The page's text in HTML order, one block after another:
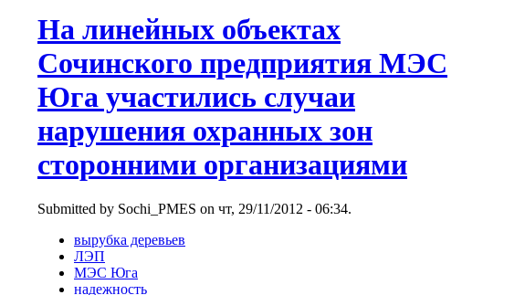
На линейных объектах
Сочинского предприятия МЭС
Юга участились случаи
нарушения охранных зон
сторонними организациями
Submitted by Sochi_PMES on чт, 29/11/2012 - 06:34.
вырубка деревьев
ЛЭП
МЭС Юга
надежность